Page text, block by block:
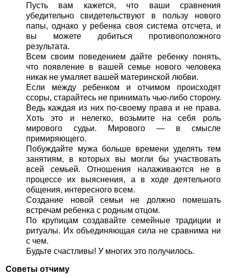
Пусть вам кажется, что ваши сравнения
убедительно свидетельствуют в пользу нового
папы, однако у ребенка своя система отсчета, и
вы можете добиться противоположного
результата.
Всем своим поведением дайте ребенку понять,
что появление в вашей семье нового человека
никак не умаляет вашей материнской любви.
Если между ребенком и отчимом происходят
ссоры, старайтесь не принимать чью-либо сторону.
Ведь каждая из них по-своему права и не права.
Хоть это и нелегко, возьмите на себя роль
мирового судьи. Мирового — в смысле
примиряющего.
Побуждайте мужа больше времени уделять тем
занятиям, в которых вы могли бы участвовать
всей семьей. Отношения налаживаются не в
процессе их выяснения, а в ходе деятельного
общения, интересного всем.
Создание новой семьи не должно помешать
встречам ребенка с родным отцом.
По крупицам создавайте семейные традиции и
ритуалы. Их объединяющая сила не сравнима ни
с чем.
Будьте счастливы! У многих это получилось.
Советы отчиму